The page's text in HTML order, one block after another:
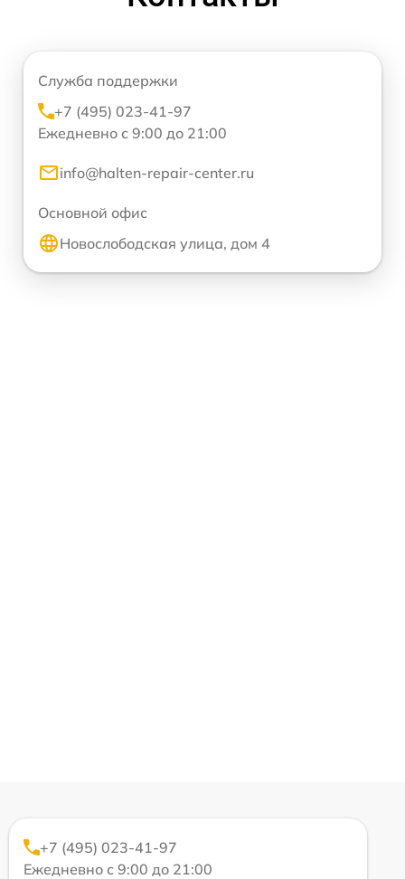
Служба поддержки
+7 (495) 023-41-97
Ежедневно с 9:00 до 21:00
info@halten-repair-center.ru
Основной офис
Новослободская улица, дом 4
+7 (495) 023-41-97
Ежедневно с 9:00 до 21:00